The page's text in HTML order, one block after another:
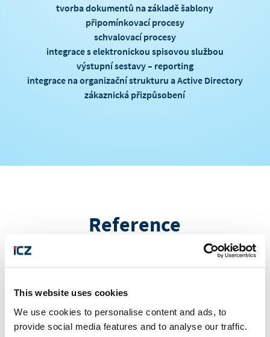
This website uses cookies
We use cookies to personalise content and ads, to
provide social media features and to analyse our traffic.
tvorba dokumentů na základě šablony
připomínkovací procesy
schvalovací procesy
integrace s elektronickou spisovou službou
výstupní sestavy – reporting
integrace na organizační strukturu a Active Directory
zákaznická přizpůsobení
Reference